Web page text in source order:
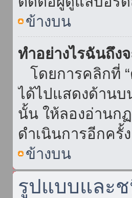
ข้างบน
ทำอย่างไรฉันถึง
โดยการคลิกที่
ได้ไปแสดงด้านบ
นั้น ให้ลองอ่านก
ดำเนินการอีกครั้ง
ข้างบน
รูปแบบและ